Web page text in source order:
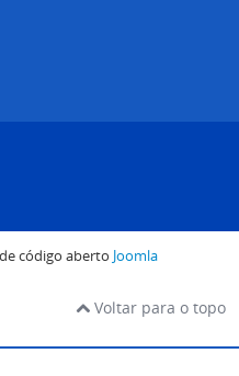
código aberto Joomla
Voltar para o topo